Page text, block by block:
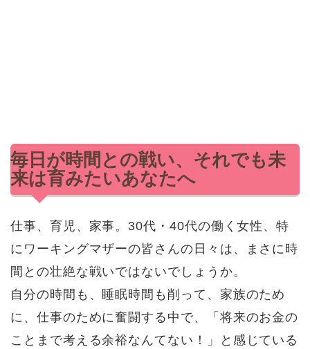
毎日が時間との戦い、それでも未
来は育みたいあなたへ
仕事、育児、家事。30代・40代の働く女性、特
にワーキングマザーの皆さんの日々は、まさに時
間との壮絶な戦いではないでしょうか。
自分の時間も、睡眠時間も削って、家族のため
に、仕事のために奮闘する中で、「将来のお金の
ことまで考える余裕なんてない！」と感じている